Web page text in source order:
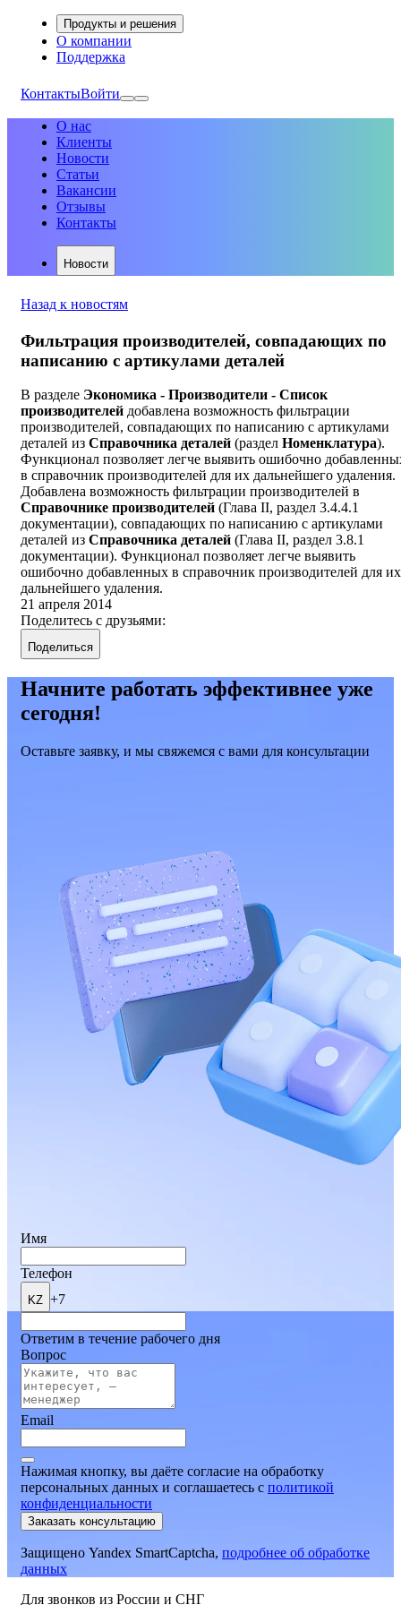
Продукты и решения
О компании
Поддержка
КонтактыВойти
О нас
Клиенты
Новости
Статьи
Вакансии
Отзывы
Контакты
Новости
Назад к новостям
Фильтрация производителей, совпадающих по
написанию с артикулами деталей
В разделе Экономика - Производители - Список
производителей добавлена возможность фильтрации
производителей, совпадающих по написанию с артикулами
деталей из Справочника деталей (раздел Номенклатура).
Функционал позволяет легче выявить ошибочно
в справочник производителей для их дальнейшего удаления.
Добавлена возможность фильтрации производителей в
Справочнике производителей (Глава II, раздел 3.4.4.1
документации), совпадающих по написанию с артикулами
деталей из Справочника деталей (Глава II, раздел 3.8.1
документации). Функционал позволяет легче выявить
ошибочно добавленных в справочник производителей для их
дальнейшего удаления.
21 апреля 2014
Поделитесь с друзьями:
Поделиться
Начните работать эффективнее уже
сегодня!
Оставьте заявку, и мы свяжемся с вами для консультации
Имя
Телефон
KZ +7
Ответим в течение рабочего дня
Вопрос
Email
Нажимая кнопку, вы даёте согласие на обработку
персональных данных и соглашаетесь c политикой
конфиденциальности
Заказать консультацию
Защищено Yandex SmartCaptcha, подробнее об обработке
данных
Для звонков из России и СНГ